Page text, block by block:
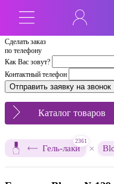
Сделать заказ
по телефону
Как Вас зовут?
Контактный телефон
Каталог товаров
Гель-лаки
2361
×